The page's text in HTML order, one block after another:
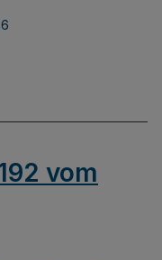
vom